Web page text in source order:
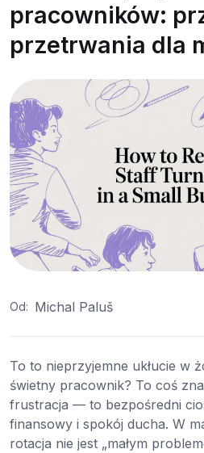
pracowników:
przetrwania dla
Od: Michal Paluš
To to nieprzyjemne ukłucie w
świetny pracownik? To coś
frustracja — to bezpośredni
finansowy i spokój ducha. W
rotacja nie jest „małym